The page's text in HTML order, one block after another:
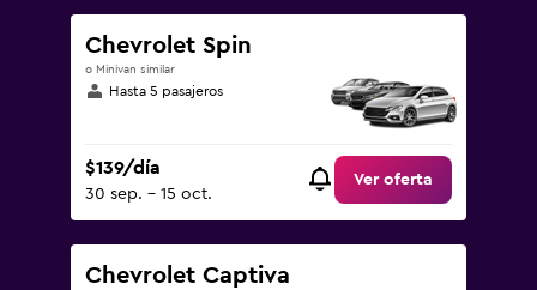
Chevrolet Spin
o Minivan similar
Hasta 5 pasajeros
$139/día
30 sep. - 15 oct.
Ver oferta
Chevrolet Captiva